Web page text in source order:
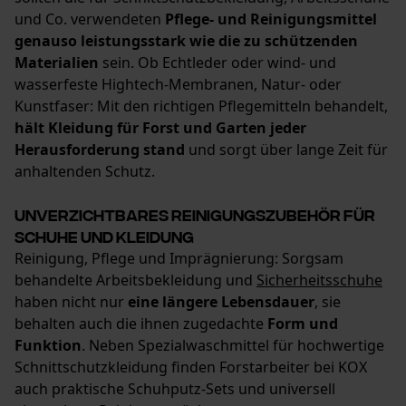
und Co. verwendeten Pflege- und Reinigungsmittel
genauso leistungsstark wie die zu schützenden
Materialien sein. Ob Echtleder oder wind- und
wasserfeste Hightech-Membranen, Natur- oder
Kunstfaser: Mit den richtigen Pflegemitteln behandelt,
hält Kleidung für Forst und Garten jeder
Herausforderung stand und sorgt über lange Zeit für
anhaltenden Schutz.
Unverzichtbares Reinigungszubehör für
Schuhe und Kleidung
Reinigung, Pflege und Imprägnierung: Sorgsam
behandelte Arbeitsbekleidung und Sicherheitsschuhe
haben nicht nur eine längere Lebensdauer, sie
behalten auch die ihnen zugedachte Form und
Funktion. Neben Spezialwaschmittel für hochwertige
Schnittschutzkleidung finden Forstarbeiter bei KOX
auch praktische Schuhputz-Sets und universell
Statistik Cookies
Econda Analytics
Funktionale Cookies
Loop54 Personalization
Personalisierte Startseite
Gespeicherter Warenkorb